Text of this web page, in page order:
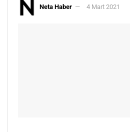
Neta Haber 4 Mart 2021